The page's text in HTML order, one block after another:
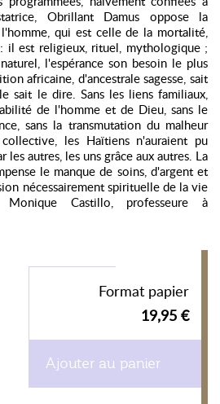
Obrillant Damus oppose la
qui est celle de la mortalité,
il est religieux, rituel, mythologique ;
l'espérance son besoin le plus
africaine, d'ancestrale sagesse, sait
sait le dire. Sans les liens familiaux,
de l'homme et de Dieu, sans le
sans la transmutation du malheur
les Haïtiens n'auraient pu
les autres, les uns grâce aux autres. La
le manque de soins, d'argent et
nécessairement spirituelle de la vie
Monique Castillo, professeure à
Format papier
19,95 €
Ajouter au panier